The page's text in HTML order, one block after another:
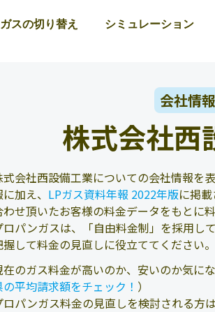
ガスの切り替え シミュレーション
会社情報
株式会社西
式会社西設備工業についての会社情報を
加え、 LPガス資料年報 2022年版に掲
わせ頂いたお客様の料金データをもとに
ロパンガスは、「自由料金制」を採用し
握して料金の見直しに役立ててください。
在のガス料金が高いのか、安いのか気に
の平均請求額をチェック！ ）
ロパンガス料金の見直しを検討される方は